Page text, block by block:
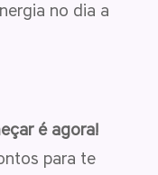
no dia a
é agora!
para te